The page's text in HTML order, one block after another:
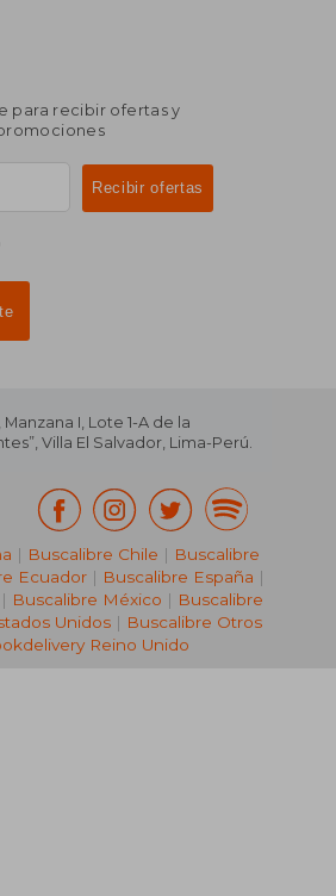
para recibir ofertas y
Manzana I, Lote 1-A de la
Villa El Salvador, Lima-Perú.
| Buscalibre Chile | Buscalibre
Ecuador | Buscalibre España |
Buscalibre México | Buscalibre
Unidos| Buscalibre Otros
Reino Unido